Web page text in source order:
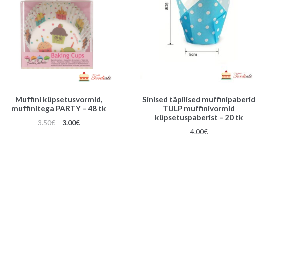
Muffini küpsetusvormid,
muffinitega PARTY – 48 tk
3.50€
Algne
3.00€Praegune
Sinised täpilised muffinipaberid
TULP muffinivormid
küpsetuspaberist – 20 tk
4.00€